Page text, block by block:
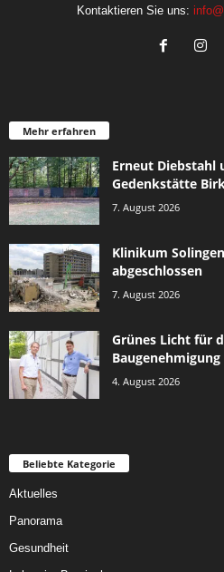
Kontaktieren Sie uns:
Mehr erfahren
Erneut Diebstahl
Gedenkstätte
7. August 2026
Klinikum
abgeschlossen
7. August 2026
Grünes Licht für
4. August 2026
Beliebte Kategorie
Aktuelles
Panorama
Gesundheit